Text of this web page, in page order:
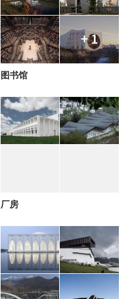
+ 1
图书馆
厂房